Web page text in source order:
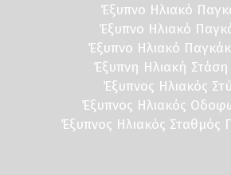
Έξυπνο Ηλιακό
Έξυπνο Ηλιακό
Έξυπνο Ηλιακό
Έξυπνη Ηλιακή
Έξυπνος Ηλιακός
Έξυπνος Ηλιακός
Έξυπνος Ηλιακός Σταθμός